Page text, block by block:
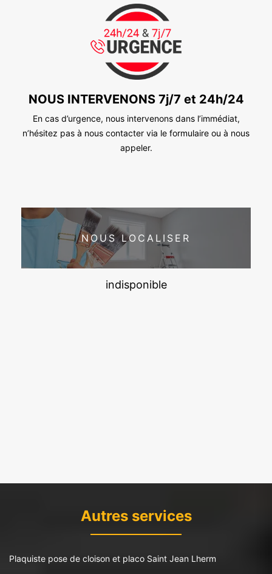
NOUS INTERVENONS 7j/7 et 24h/24
En cas d’urgence, nous intervenons dans l’immédiat,
n’hésitez pas à nous contacter via le formulaire ou à nous
appeler.
NOUS LOCALISER
indisponible
Autres services
Plaquiste pose de cloison et placo Saint Jean Lherm